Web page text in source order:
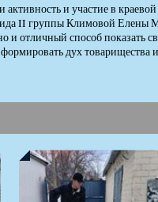
активность и участие в
II группы Климовой Елены
и отличный способ показать
дух товарищества